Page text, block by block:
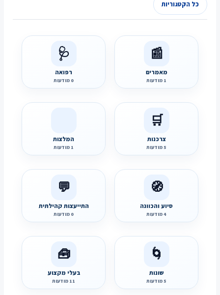
כל הקטגוריות
📰
מאמרים
1 מודעות
רוצה לפרסם בקטגוריה זו?
פתח את מאמרים ←
🩺
רפואה
0 מודעות
פתח את רפואה ←
🛒
צרכנות
5 מודעות
רוצה לפרסם בקטגוריה זו?
פתח את צרכנות ←
המלצות
1 מודעות
רוצה לפרסם בקטגוריה זו?
פתח את המלצות ←
🧭
סיוע והכוונה
4 מודעות
רוצה לפרסם בקטגוריה זו?
פתח את סיוע והכוונה ←
💬
התייעצות קהילתית
0 מודעות
רוצה לפרסם בקטגוריה זו?
פתח את התייעצות קהילתית ←
🌀
שונות
5 מודעות
🧰
בעלי מקצוע
11 מודעות